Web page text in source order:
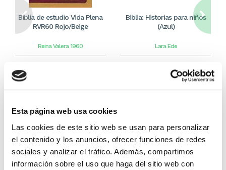
Esta página web usa cookies
Las cookies de este sitio web se usan para personalizar
el contenido y los anuncios, ofrecer funciones de redes
sociales y analizar el tráfico. Además, compartimos
información sobre el uso que haga del sitio web con
Biblia de estudio Vida Plena
RVR60 Rojo/Beige
Reina Valera 1960
Stock:-
Biblia: Historias para niños
(Azul)
Lara Ede
8,54€
Stock:-
Otros títulos del autor